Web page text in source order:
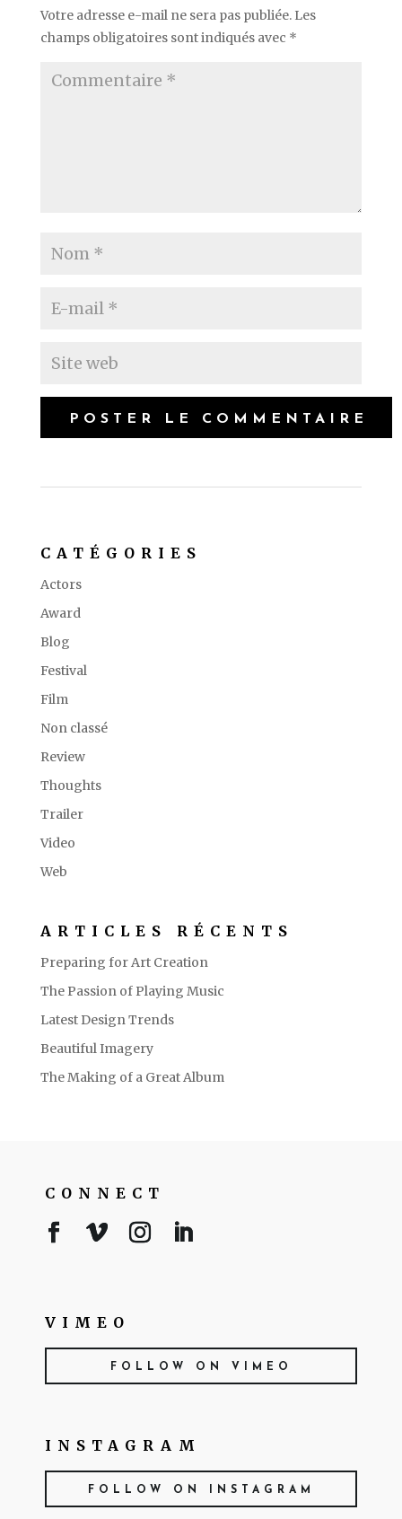
Votre adresse e-mail ne sera pas publiée. Les
champs obligatoires sont indiqués avec *
CATÉGORIES
Actors
Award
Blog
Festival
Film
Non classé
Review
Thoughts
Trailer
Video
Web
ARTICLES RÉCENTS
Preparing for Art Creation
The Passion of Playing Music
Latest Design Trends
Beautiful Imagery
The Making of a Great Album
CONNECT
VIMEO
FOLLOW ON VIMEO
INSTAGRAM
FOLLOW ON INSTAGRAM